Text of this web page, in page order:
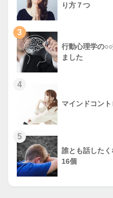
り方７つ
3
行動心理学の
ました
4
マインドコン
5
誰とも話した
16個